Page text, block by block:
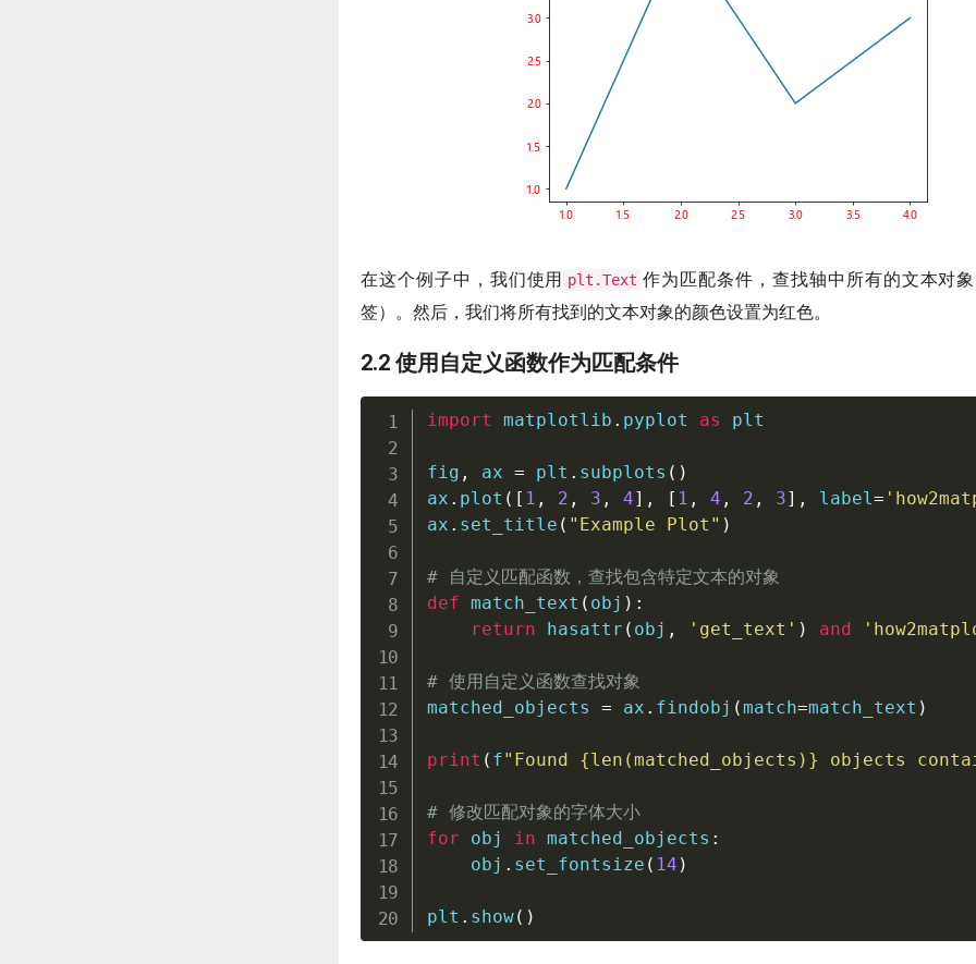
在这个例子中，我们使用 plt.Text 作为匹配条件，查找轴中所有的文本对
签）。然后，我们将所有找到的文本对象的颜色设置为红色。
2.2 使用自定义函数作为匹配条件
import matplotlib . pyplot as plt
fig , ax = plt . subplots ( )
ax . plot ( [ 1 , 2 , 3 , 4] , [ 1 , 4 , 2 , 3] , label=
ax . set_title ( "Example Plot" )
# 自定义匹配函数，查找包含特定文本的对象
def match_text ( obj ) :
return
hasattr ( obj , 'get_text' ) and
# 使用自定义函数查找对象
matched_objects = ax . findobj (match=match_text )
print ( f"Found {len (matched_objects ) } objects
# 修改匹配对象的字体大小
for obj in matched_objects :
    obj
. set_fontsize ( 14 )
plt . show( )